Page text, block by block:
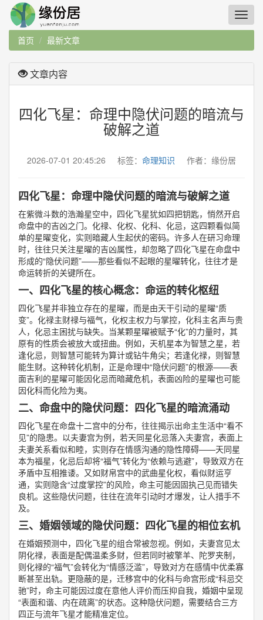
首页 最新文章
文章内容
四化飞星：命理中隐伏问题的暗流与
破解之道
2026-07-01 20:45:26 标签： 命理知识 作者：缘份居
四化飞星：命理中隐伏问题的暗流与破解之道
在紫微斗数的浩瀚星空中，四化飞星犹如四把钥匙，悄然开启
命盘中的吉凶之门。化禄、化权、化科、化忌，这四颗看似简
单的星曜变化，实则暗藏人生起伏的密码。许多人在研习命理
时，往往只关注星曜的吉凶属性，却忽略了四化飞星在命盘中
形成的“隐伏问题”——那些看似不起眼的星曜转化，往往才是
命运转折的关键所在。
一、四化飞星的核心概念：命运的转化枢纽
四化飞星并非独立存在的星曜，而是由天干引动的星曜“质
变”。化禄主财禄与福气，化权主权力与掌控，化科主名声与贵
人，化忌主困扰与缺失。当某颗星曜被赋予“化”的力量时，其
原有的性质会被放大或扭曲。例如，天机星本为智慧之星，若
逢化忌，则智慧可能转为算计或钻牛角尖；若逢化禄，则智慧
能生财。这种转化机制，正是命理中“隐伏问题”的根源——表
面吉利的星曜可能因化忌而暗藏危机，表面凶险的星曜也可能
因化科而化险为夷。
二、命盘中的隐伏问题：四化飞星的暗流涌动
四化飞星在命盘十二宫中的分布，往往揭示出命主生活中“看不
见”的隐患。以夫妻宫为例，若天同星化忌落入夫妻宫，表面上
夫妻关系看似和睦，实则存在情感沟通的隐性障碍——天同星
本为福星，化忌后却将“福气”转化为“依赖与逃避”，导致双方在
矛盾中互相推诿。又如财帛宫中的武曲星化权，看似财运亨
通，实则隐含“过度掌控”的风险，命主可能因固执己见而错失
良机。这些隐伏问题，往往在流年引动时才爆发，让人措手不
及。
三、婚姻领域的隐伏问题：四化飞星的相位玄机
在婚姻预测中，四化飞星的组合常被忽视。例如，夫妻宫见太
阴化禄，表面是配偶温柔多财，但若同时被擎羊、陀罗夹制，
则化禄的“福气”会转化为“情感泛滥”，导致对方在感情中优柔寡
断甚至出轨。更隐蔽的是，迁移宫中的化科与命宫形成“科忌交
驰”时，命主可能因过度在意他人评价而压抑自我，婚姻中呈现
“表面和谐、内在疏离”的状态。这种隐伏问题，需要结合三方
四正与流年飞星才能精准定位。